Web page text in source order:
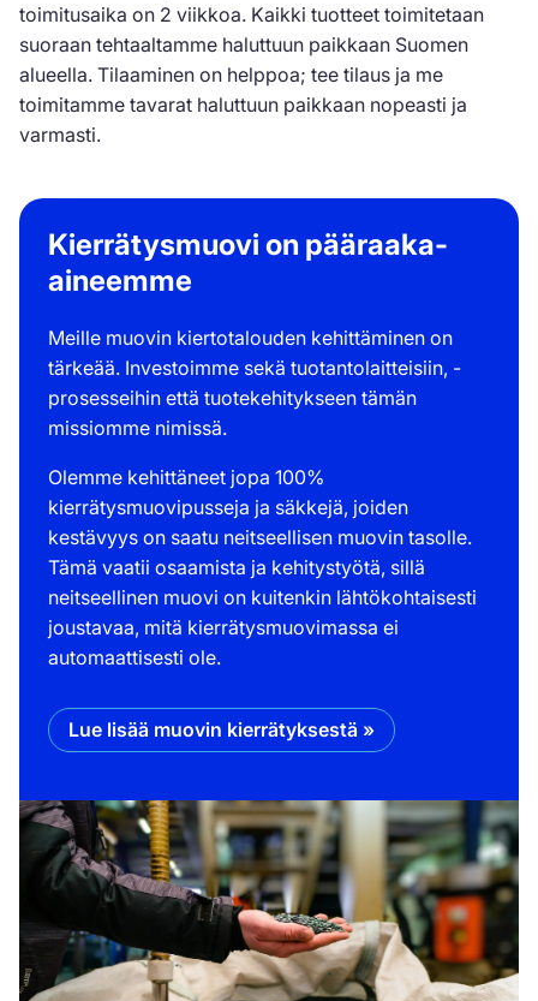
toimitusaika on 2 viikkoa. Kaikki tuotteet toimitetaan
suoraan tehtaaltamme haluttuun paikkaan Suomen
alueella. Tilaaminen on helppoa; tee tilaus ja me
toimitamme tavarat haluttuun paikkaan nopeasti ja
varmasti.
Kierrätysmuovi on pääraaka-
aineemme
Meille muovin kiertotalouden kehittäminen on
tärkeää. Investoimme sekä tuotantolaitteisiin, -
prosesseihin että tuotekehitykseen tämän
missiomme nimissä.
Olemme kehittäneet jopa 100%
kierrätysmuovipusseja ja säkkejä, joiden
kestävyys on saatu neitseellisen muovin tasolle.
Tämä vaatii osaamista ja kehitystyötä, sillä
neitseellinen muovi on kuitenkin lähtökohtaisesti
joustavaa, mitä kierrätysmuovimassa ei
automaattisesti ole.
Lue lisää muovin kierrätyksestä »